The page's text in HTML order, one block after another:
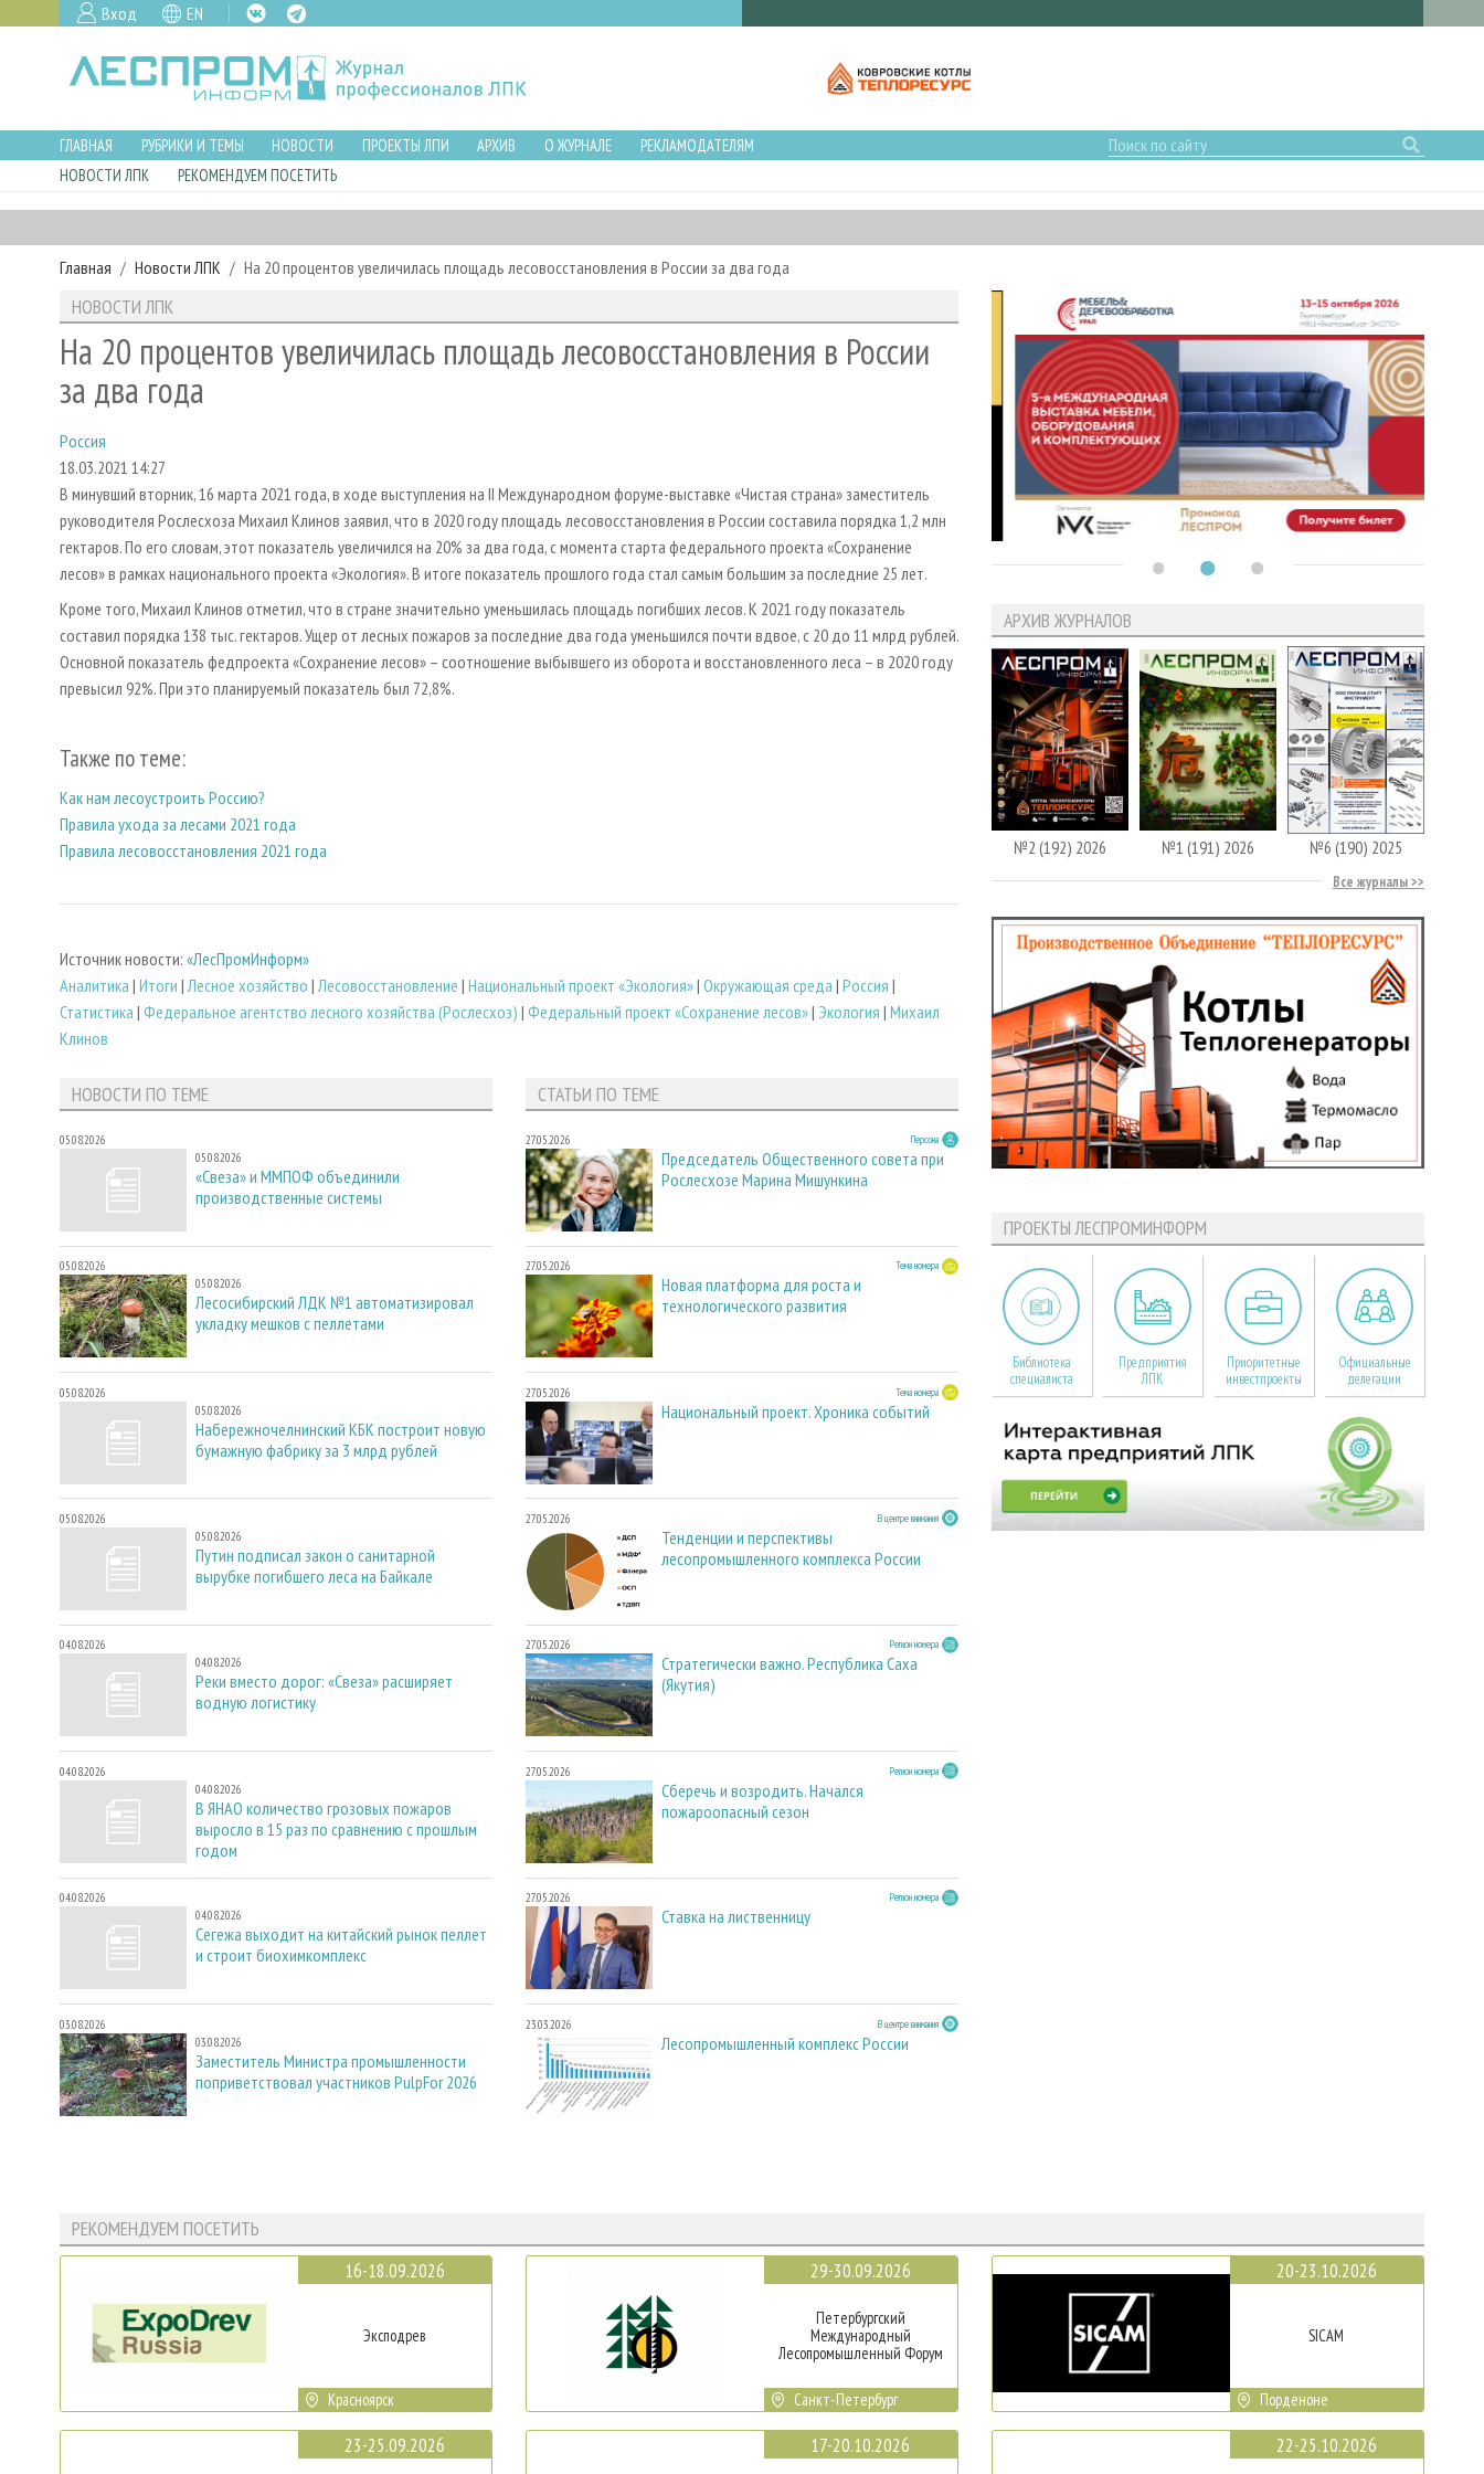
Вход EN
ГЛАВНАЯ РУБРИКИ И ТЕМЫ НОВОСТИ ПРОЕКТЫ ЛПИ АРХИВ О ЖУРНАЛЕ
РЕКЛАМОДАТЕЛЯМ
НОВОСТИ ЛПК
РЕКОМЕНДУЕМ ПОСЕТИТЬ
Главная Новости ЛПК На 20 процентов увеличилась площадь лесовосстановления в России за два года
НОВОСТИ ЛПК
На 20 процентов увеличилась площадь лесовосстановления в России
за два года
Россия
18.03.2021 14:27
В минувший вторник, 16 марта 2021 года, в ходе выступления на II Международном форуме-выставке «Чистая страна» заместитель
руководителя Рослесхоза Михаил Клинов заявил, что в 2020 году площадь лесовосстановления в России составила порядка 1,2 млн
гектаров. По его словам, этот показатель увеличился на 20% за два года, с момента старта федерального проекта «Сохранение
лесов» в рамках национального проекта «Экология». В итоге показатель прошлого года стал самым большим за последние 25 лет.
Кроме того, Михаил Клинов отметил, что в стране значительно уменьшилась площадь погибших лесов. К 2021 году показатель
составил порядка 138 тыс. гектаров. Ущер от лесных пожаров за последние два года уменьшился почти вдвое, с 20 до 11 млрд рублей.
Основной показатель федпроекта «Сохранение лесов» – соотношение выбывшего из оборота и восстановленного леса – в 2020 году
превысил 92%. При это планируемый показатель был 72,8%.
Также по теме:
Как нам лесоустроить Россию?
Правила ухода за лесами 2021 года
Правила лесовосстановления 2021 года
Источник новости: «ЛесПромИнформ»
Аналитика | Итоги |Лесное хозяйство |Лесовосстановление | Национальный проект «Экология»| Окружающая среда | Россия |
Статистика | Федеральное агентство лесного хозяйства (Рослесхоз) | Федеральный проект «Сохранение лесов»| Экология | Михаил
Клинов
НОВОСТИ ПО ТЕМЕ
05.08.2026
05.08.2026
«Свеза» и ММПОФ объединили
производственные системы
05.08.2026
05.08.2026
Лесосибирский ЛДК №1 автоматизировал
укладку мешков с пеллетами
05.08.2026
05.08.2026
Набережночелнинский КБК построит новую
бумажную фабрику за 3 млрд рублей
05.08.2026
05.08.2026
Путин подписал закон о санитарной
вырубке погибшего леса на Байкале
04.08.2026
04.08.2026
Реки вместо дорог: «Свеза» расширяет
водную логистику
04.08.2026
04.08.2026
В ЯНАО количество грозовых пожаров
выросло в 15 раз по сравнению с прошлым
годом
04.08.2026
04.08.2026
Сегежа выходит на китайский рынок пеллет
и строит биохимкомплекс
03.08.2026
03.08.2026
Заместитель Министра промышленности
поприветствовал участников PulpFor 2026
СТАТЬИ ПО ТЕМЕ
27.05.2026 Персона
Председатель Общественного совета при
Рослесхозе Марина Мишункина
27.05.2026 Тема номера
Новая платформа для роста и
технологического развития
27.05.2026 Тема номера
Национальный проект. Хроника событий
27.05.2026 В центре внимания
Тенденции и перспективы
лесопромышленного комплекса России
27.05.2026 Регион номера
Стратегически важно. Республика Саха
(Якутия)
27.05.2026 Регион номера
Сберечь и возродить. Начался
пожароопасный сезон
27.05.2026 Регион номера
Ставка на лиственницу
23.03.2026 В центре внимания
Лесопромышленный комплекс России
АРХИВ ЖУРНАЛОВ
№2 (192) 2026 №1 (191) 2026 №6 (190) 2025
Все журналы
ПРОЕКТЫ ЛЕСПРОМИНФОРМ
Библиотека
специалиста
Предприятия
ЛПК
Приоритетные
инвестпроекты
Официальные
делегации
РЕКОМЕНДУЕМ ПОСЕТИТЬ
16-18.09.2026
Эксподрев
Красноярск
23-25.09.2026
29-30.09.2026
Петербургский
Международный
Лесопромышленный Форум
Санкт-Петербург
17-20.10.2026
20-23.10.2026
SICAM
Порденоне
22-25.10.2026